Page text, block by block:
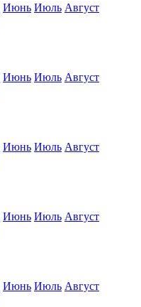
Июнь Июль Август
Июнь Июль Август
Июнь Июль Август
Июнь Июль Август
Июнь Июль Август